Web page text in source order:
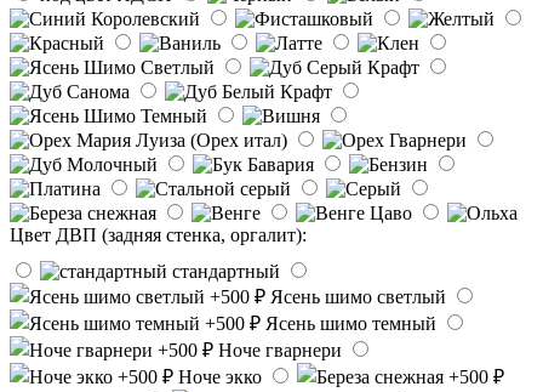
Цвет ДВП (задняя стенка, оргалит):
стандартный
Ясень шимо светлый
Ясень шимо темный
Ноче гварнери
Ноче экко